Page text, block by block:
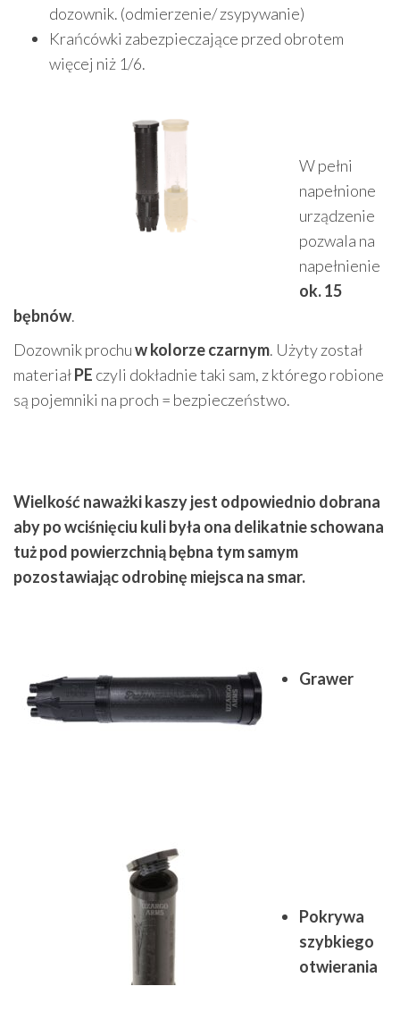
dozownik. (odmierzenie/ zsypywanie)
Krańcówki zabezpieczające przed obrotem
więcej niż 1/6.
W pełni
napełnione
urządzenie
pozwala na
napełnienie
ok. 15
bębnów.
Dozownik prochuw kolorze czarnym. Użyty został
materiałPE czyli dokładnie taki sam, z którego robione
są pojemniki na proch = bezpieczeństwo.
Wielkość naważki kaszy jest odpowiednio dobrana
aby po wciśnięciu kuli była ona delikatnie schowana
tuż pod powierzchnią bębna tym samym
pozostawiając odrobinę miejsca na smar.
Grawer
Pokrywa
szybkiego
otwierania